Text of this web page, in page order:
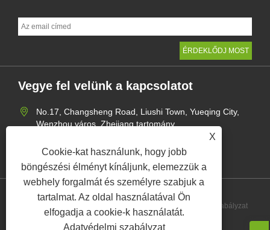
X
Cookie-kat használunk, hogy jobb
böngészési élményt kínáljunk, elemezzük a
webhely forgalmát és személyre szabjuk a
tartalmat. Az oldal használatával Ön
elfogadja a cookie-k használatát.
Adatvédelmi szabályzat
Vegye fel velünk a kapcsolatot
No.17, Changsheng Road, Liushi Town, Yueqing City,
Wenzhou város, Zhejiang tartomány
gaohang@yagect.com
Adatvédelmi szabályzat